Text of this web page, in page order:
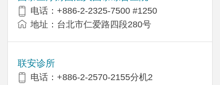
电话：+886-2-2325-7500 #1250
地址：台北市仁爱路四段280号
联安诊所
电话：+886-2-2570-2155分机2